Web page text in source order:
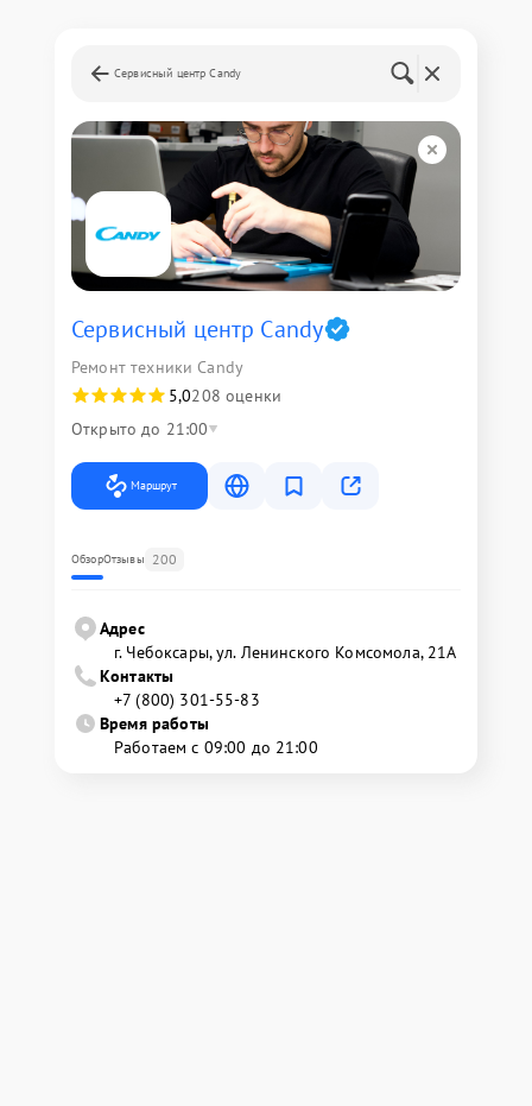
Сервисный центр Candy
Сервисный центр Candy
Ремонт техники Candy
5,0208 оценки
Открыто до 21:00
Маршрут
ОбзорОтзывы 200
Адрес
г. Чебоксары, ул. Ленинского Комсомола, 21А
Контакты
+7 (800) 301-55-83
Время работы
Работаем с 09:00 до 21:00